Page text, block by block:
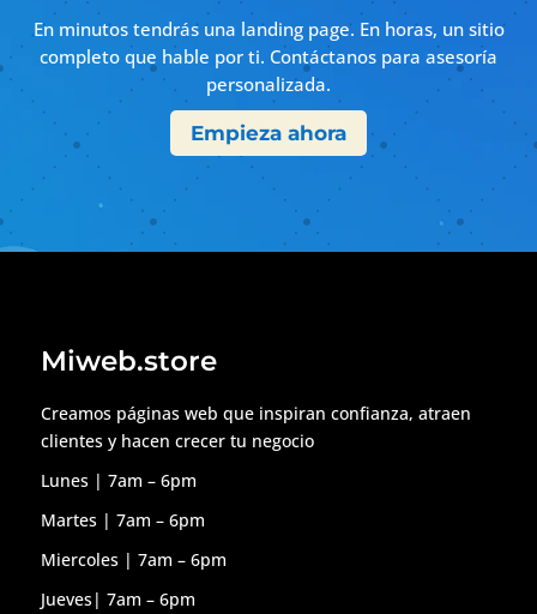
En minutos tendrás una landing page. En horas, un sitio
completo que hable por ti. Contáctanos para asesoría
personalizada.
Empieza ahora
Miweb.store
Creamos páginas web que inspiran confianza, atraen
clientes y hacen crecer tu negocio
Lunes | 7am – 6pm
Martes | 7am – 6pm
Miercoles | 7am – 6pm
Jueves| 7am – 6pm